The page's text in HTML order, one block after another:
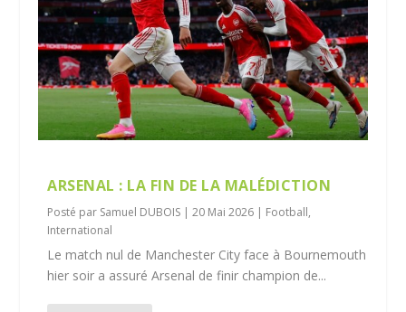
ARSENAL : LA FIN DE LA MALÉDICTION
Posté par Samuel DUBOIS |20 Mai 2026 | Football,
International
Le match nul de Manchester City face à Bournemouth
hier soir a assuré Arsenal de finir champion de...